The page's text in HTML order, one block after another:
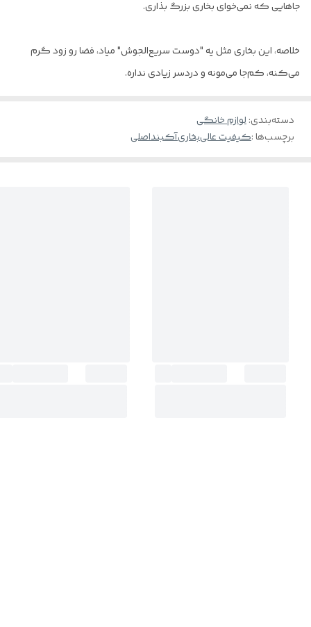
جاهایی که نمی‌خوای بخاری بزرگ بذاری.
خلاصه، این بخاری مثل یه "دوست سریع‌الجوش" میاد، فضا رو زود گرم
می‌کنه، کم‌جا می‌مونه و دردسر زیادی نداره.
دسته‌بندی:لوازم خانگی
برچسب‌ها :کیفیت عالیبخاریآکبنداصلی